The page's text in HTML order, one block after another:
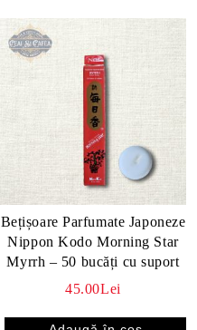
Bețișoare Parfumate Japoneze
Nippon Kodo Morning Star
Myrrh – 50 bucăți cu suport
45.00Lei